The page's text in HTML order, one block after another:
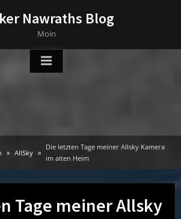
Nawraths Blog
Moin
AllSky
Die letzten Tage meiner Allsky Kamera
im alten Heim
Tage meiner Allsky